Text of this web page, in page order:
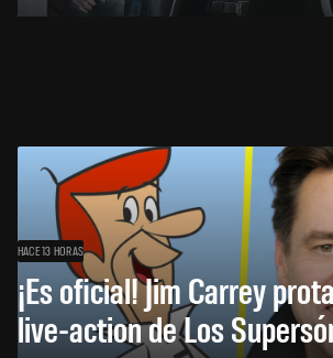
HACE 13 HORAS
¡Es oficial! Jim Carrey
live-action de Los